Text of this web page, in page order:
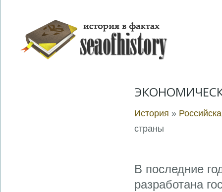
История »
страны
В последние
разработана